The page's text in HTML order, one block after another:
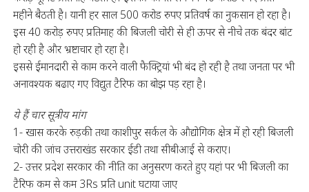
महीने बैठती है। यानी हर साल 500 करोड रुपए प्रतिवर्ष का नुकसान हो रहा है।
इस 40 करोड़ रुपए प्रतिमाह की बिजली चोरी से ही ऊपर से नीचे तक बंदर बांट
हो रही है और भ्रष्टाचार हो रहा है।
इससे ईमानदारी से काम करने वाली फैक्ट्रियां भी बंद हो रही है तथा जनता पर भी
अनावश्यक बढाए गए विद्युत टैरिफ का बोझ पड़ रहा है।
ये हैं चार सूत्रीय मांग
1- खास करके रुड़की तथा काशीपुर सर्कल के औद्योगिक क्षेत्र में हो रही बिजली
चोरी की जांच उत्तराखंड सरकार ईडी तथा सीबीआई से कराए।
2- उत्तर प्रदेश सरकार की नीति का अनुसरण करते हुए यहां पर भी बिजली का
टैरिफ कम से कम 3Rs प्रति unit घटाया जाए